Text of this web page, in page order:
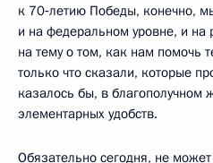
к 70‑летию Победы, конечно,
и на федеральном уровне, и на
на тему о том, как нам помочь
только что сказали, которые
казалось бы, в благополучном
элементарных удобств.
Обязательно сегодня, не